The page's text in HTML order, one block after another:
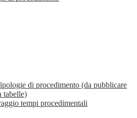
di procedimento (da pubblicare
tabelle)
tempi procedimentali